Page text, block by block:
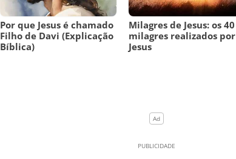
Por que Jesus é chamado
Filho de Davi (Explicação
Bíblica)
Milagres de Jesus: os 40
milagres realizados por
Jesus